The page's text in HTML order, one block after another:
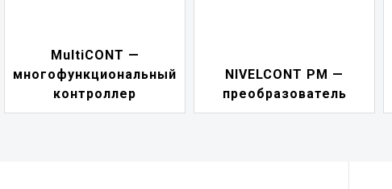
MultiCONT —
многофункциональный
контроллер
NIVELCONT PM —
преобразователь